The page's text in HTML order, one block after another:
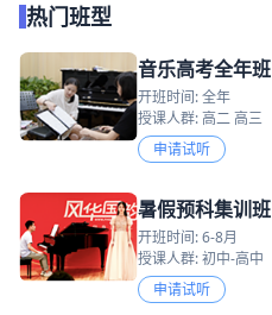
热门班型
音乐高考全年班
开班时间: 全年
授课人群: 高二 高三
申请试听
暑假预科集训班
开班时间: 6-8月
授课人群: 初中-高中
申请试听